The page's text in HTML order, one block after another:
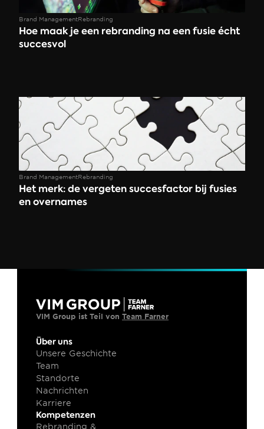
Brand ManagementRebranding
Hoe maak je een rebranding na een fusie écht
succesvol
Brand ManagementRebranding
Het merk: de vergeten succesfactor bij fusies
en overnames
VIM Group ist Teil von Team Farner
Über uns
Unsere Geschichte
Team
Standorte
Nachrichten
Karriere
Kompetenzen
Rebranding &